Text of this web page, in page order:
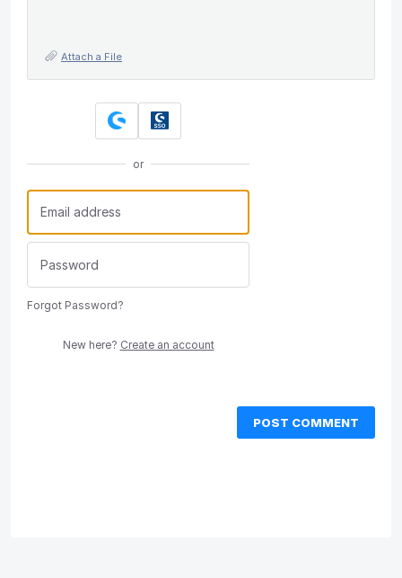
Attach a File
or
Forgot Password?
New here? Create an account
POST COMMENT